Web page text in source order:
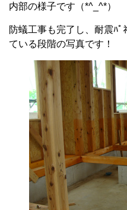
内部の様子です（*^_^*）
防蟻工事も完了し、耐震ﾊﾟ
ている段階の写真です！